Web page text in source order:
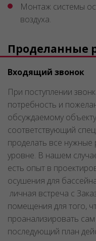
Монтаж системы
воздуха.
Проделанные
Входящий звонок
При поступлении
потребность и
обсуждаемому
соответствующий
проделать все
уровне. В нашем
есть опыт в
осушения для
личная встреча с
помещения для того,
проанализировать
последующий план